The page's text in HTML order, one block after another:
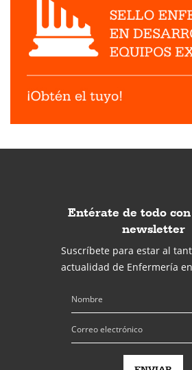
Entérate de todo
newsletter
Suscríbete para estar al
actualidad de Enfermería